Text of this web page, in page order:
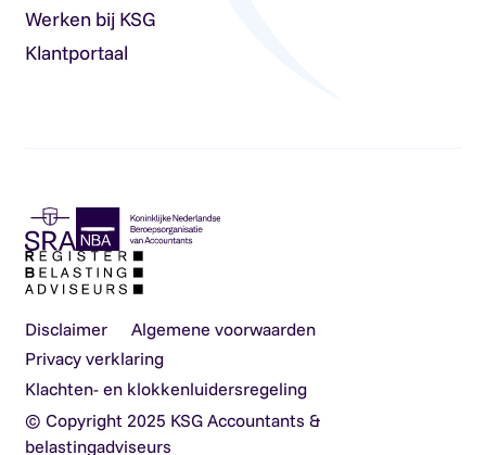
Werken bij KSG
Klantportaal
Disclaimer
Algemene voorwaarden
Privacy verklaring
Klachten- en klokkenluidersregeling
© Copyright 2025 KSG Accountants &
belastingadviseurs